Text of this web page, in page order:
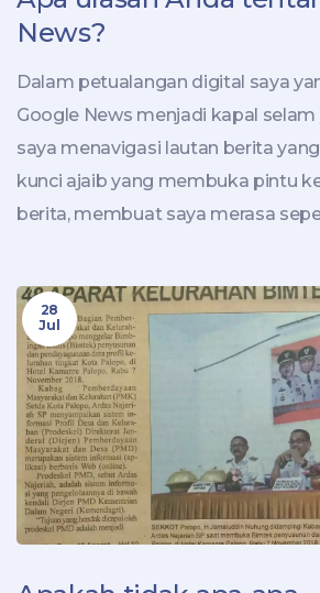
News?
Dalam petualangan digital saya
Google News menjadi kapal
saya menavigasi lautan berita
kunci ajaib yang membuka pintu
berita, membuat saya merasa
apa yang saya inginkan, lebih baik
saya yang paling dekat. Fungsinya
memudahkan penelusuran berita
saya merasa seperti Sherlock
fakta. Jadi, bagi Anda yang belum
News, jangan buang waktu Anda
petualangan digital Anda!
28
Jul